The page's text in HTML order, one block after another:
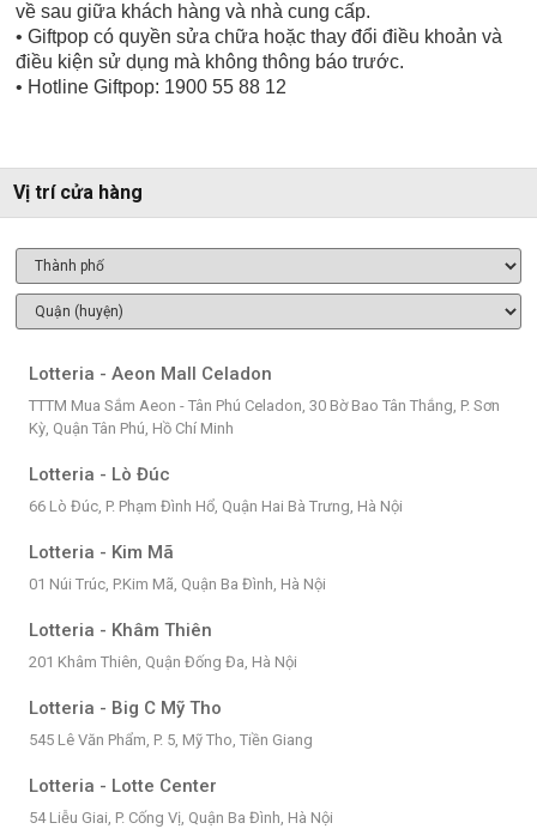
về sau giữa khách hàng và nhà cung cấp.
• Giftpop có quyền sửa chữa hoặc thay đổi điều khoản và
điều kiện sử dụng mà không thông báo trước.
• Hotline Giftpop: 1900 55 88 12
Vị trí cửa hàng
Lotteria - Aeon Mall Celadon
TTTM Mua Sắm Aeon - Tân Phú Celadon, 30 Bờ Bao Tân Thắng, P. Sơn
Kỳ, Quận Tân Phú, Hồ Chí Minh
Lotteria - Lò Đúc
66 Lò Đúc, P. Phạm Đình Hổ, Quận Hai Bà Trưng, Hà Nội
Lotteria - Kim Mã
01 Núi Trúc, P.Kim Mã, Quận Ba Đình, Hà Nội
Lotteria - Khâm Thiên
201 Khâm Thiên, Quận Đống Đa, Hà Nội
Lotteria - Big C Mỹ Tho
545 Lê Văn Phẩm, P. 5, Mỹ Tho, Tiền Giang
Lotteria - Lotte Center
54 Liễu Giai, P. Cống Vị, Quận Ba Đình, Hà Nội